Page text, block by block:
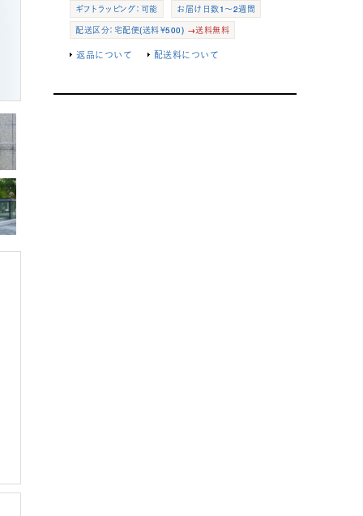
ギフトラッピング：可能
お届け日数1～2週間
配送区分：宅配便(送料￥500) →送料無料
返品について 配送料について